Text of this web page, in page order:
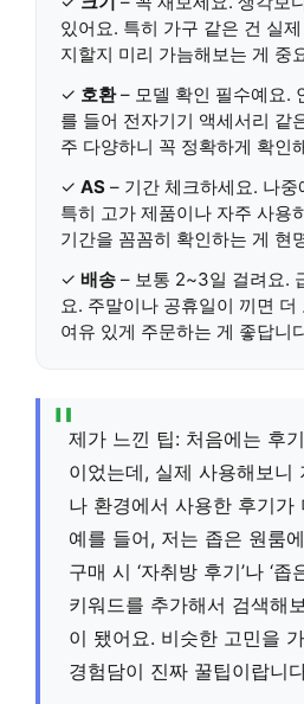
있어요. 특히 가구 같은 건 실
지할지 미리 가늠해보는 게 중
✓ 호환– 모델 확인 필수예요.
를 들어 전자기기 액세서리 같
주 다양하니 꼭 정확하게 확인
✓ AS – 기간 체크하세요. 나
특히 고가 제품이나 자주 사용
기간을 꼼꼼히 확인하는 게 현
✓ 배송 – 보통 2~3일 걸려요.
요. 주말이나 공휴일이 끼면 더
여유 있게 주문하는 게 좋답니
제가 느낀 팁: 처음에는 후
이었는데, 실제 사용해보니
나 환경에서 사용한 후기가
예를 들어, 저는 좁은 원룸
구매 시 ‘자취방 후기’나 ‘좁
키워드를 추가해서 검색해
이 됐어요. 비슷한 고민을
경험담이 진짜 꿀팁이랍니